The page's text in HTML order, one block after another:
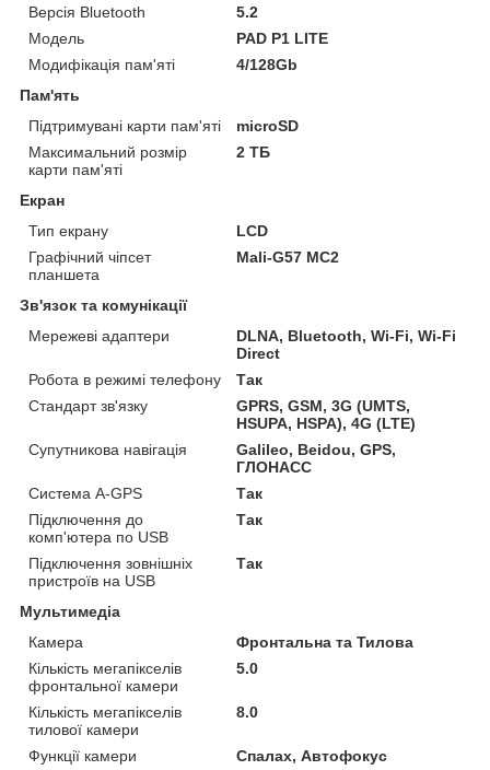
Версія Bluetooth
5.2
Модель
PAD P1 LITE
Модифікація пам'яті
4/128Gb
Пам'ять
Підтримувані карти пам'яті
microSD
Максимальний розмір
карти пам'яті
2 ТБ
Екран
Тип екрану
LCD
Графічний чіпсет
планшета
Mali-G57 MC2
Зв'язок та комунікації
Мережеві адаптери
DLNA, Bluetooth, Wi-Fi, Wi-Fi
Direct
Робота в режимі телефону
Так
Стандарт зв'язку
GPRS, GSM, 3G (UMTS,
HSUPA, HSPA), 4G (LTE)
Супутникова навігація
Galileo, Beidou, GPS,
ГЛОНАСС
Система A-GPS
Так
Підключення до
комп'ютера по USB
Так
Підключення зовнішніх
пристроїв на USB
Так
Мультимедіа
Камера
Фронтальна та Тилова
Кількість мегапікселів
фронтальної камери
5.0
Кількість мегапікселів
тилової камери
8.0
Функції камери
Спалах, Автофокус